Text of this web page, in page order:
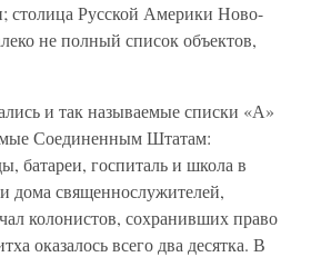
столица Русской Америки Ново-
не полный список объектов,
и так называемые списки «А»
Соединенным Штатам:
батареи, госпиталь и школа в
дома священнослужителей,
колонистов, сохранивших право
оказалось всего два десятка. В